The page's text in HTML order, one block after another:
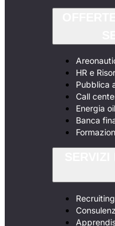
HR e
Pubblica
Call
Energia
Banca
Recruiting